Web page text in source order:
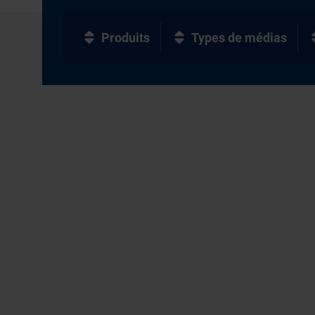
Produits Types de médias